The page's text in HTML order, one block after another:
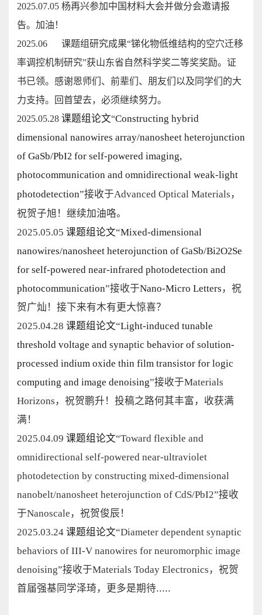
2025.07.05 杨再兴参加中国材料大会并做分会邀请报
告。加油！
2025.06 课题组研究成果“锑化物低维结构的空穴迁移
率调控机制研究”获山东省自然科学奖二等奖奖励。证
书已领。感谢恩师们、前辈们、朋友们以及同学们的大
力支持。回首望去，必须继续努力。
2025.05.28 课题组论文“Constructing hybrid
dimensional nanowires array/nanosheet heterojunction
of GaSb/PbI2 for self-powered imaging,
photocommunication and omnidirectional weak-light
photodetection”接收于Advanced Optical Materials ，
祝贺子旭！继续加油咯。
2025.05.05 课题组论文“Mixed-dimensional
nanowires/nanosheet heterojunction of GaSb/Bi2O2Se
for self-powered near-infrared photodetection and
photocommunication”接收于Nano-Micro Letters ，祝
贺广灿！接下来有木有更大惊喜？
2025.04.28 课题组论文“Light-induced tunable
threshold voltage and synaptic behavior of solution-
processed indium oxide thin film transistor for logic
computing and image denoising”接收于Materials
Horizons ，祝贺鹏升！投稿之路何其丰富，收获满
满！
2025.04.09 课题组论文“Toward flexible and
omnidirectional self-powered near-ultraviolet
photodetection by constructing mixed-dimensional
nanobelt/nanosheet heterojunction of CdS/PbI2”接收
于Nanoscale ，祝贺俊辰！
2025.03.24 课题组论文“Diameter dependent synaptic
behaviors of III-V nanowires for neuromorphic image
denoising”接收于Materials Today Electronics ，祝贺
首届强基同学泽琦，更多是期待.....